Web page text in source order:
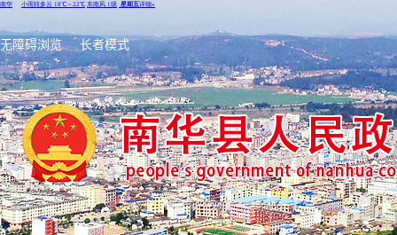
无障碍浏览 长者模式